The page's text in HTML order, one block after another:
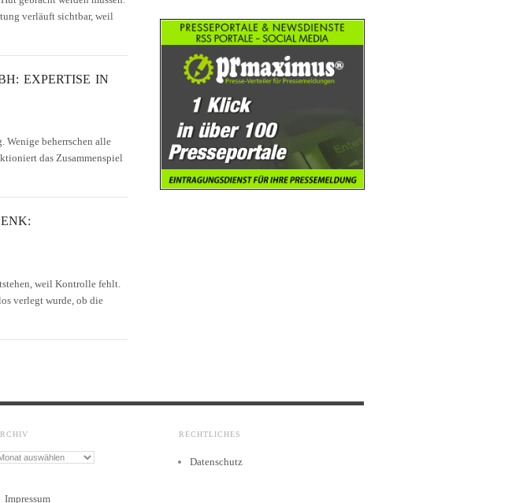
verläuft sichtbar, weil
EXPERTISE IN
Wenige beherrschen alle
das Zusammenspiel
weil Kontrolle fehlt.
verlegt wurde, ob die
RECHTLICHES
Datenschutz
Impressum